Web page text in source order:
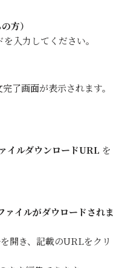
方）
入力してください。
了画面が表示されます。
イルダウンロードURL を
イルがダウロードされま
開き、記載のURLをクリ